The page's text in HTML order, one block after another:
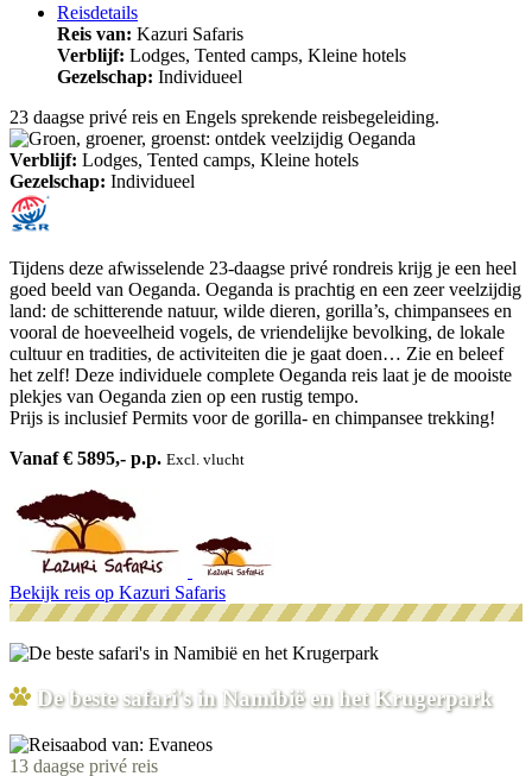
Reisdetails
Reis van: Kazuri Safaris
Verblijf: Lodges, Tented camps, Kleine hotels
Gezelschap: Individueel
23 daagse privé reis en Engels sprekende reisbegeleiding.
Verblijf: Lodges, Tented camps, Kleine hotels
Gezelschap: Individueel
Tijdens deze afwisselende 23-daagse privé rondreis krijg je een heel
goed beeld van Oeganda. Oeganda is prachtig en een zeer veelzijdig
land: de schitterende natuur, wilde dieren, gorilla’s, chimpansees en
vooral de hoeveelheid vogels, de vriendelijke bevolking, de lokale
cultuur en tradities, de activiteiten die je gaat doen… Zie en beleef
het zelf! Deze individuele complete Oeganda reis laat je de mooiste
plekjes van Oeganda zien op een rustig tempo.
Prijs is inclusief Permits voor de gorilla- en chimpansee trekking!
Vanaf € 5895,- p.p. Excl. vlucht
Bekijk reis op Kazuri Safaris
De beste safari's in Namibië en het Krugerpark
13 daagse privé reis